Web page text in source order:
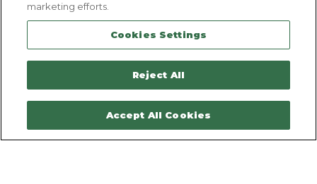
Legal Notice
Sitemap
Contactez-nous
marketing efforts.
Cookies Settings
Reject All
Accept All Cookies